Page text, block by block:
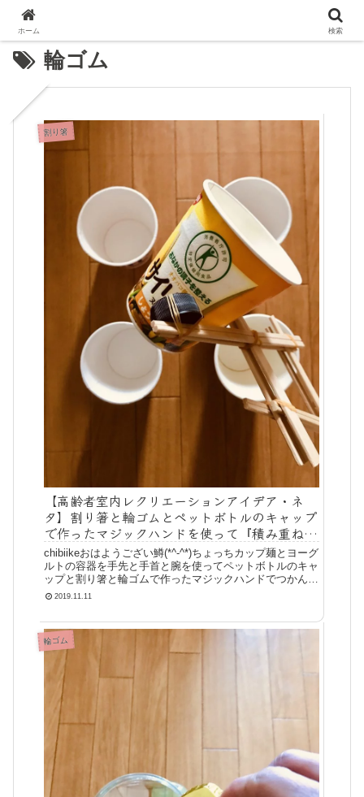
輪ゴム
割り箸
【高齢者室内レクリエーションアイデア・ネ
タ】割り箸と輪ゴムとペットボトルのキャップ
で作ったマジックハンドを使って『積み重ねゲ
ーム』
chibiikeおはようござい鱒(*^-^*)ちょっちカップ麺とヨーグ
ルトの容器を手先と手首と腕を使ってペットボトルのキャ
ップと割り箸と輪ゴムで作ったマジックハンドでつかんで
重ねていくゲームに挑戦してみました(^^♪【高齢者（在宅
2019.11.11
輪ゴム
ホーム 検索